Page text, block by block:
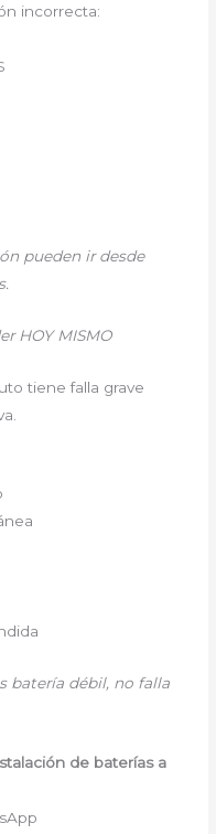
incorrecta:
pueden ir desde
HOY MISMO
tiene falla grave
batería débil, no falla
de baterías a